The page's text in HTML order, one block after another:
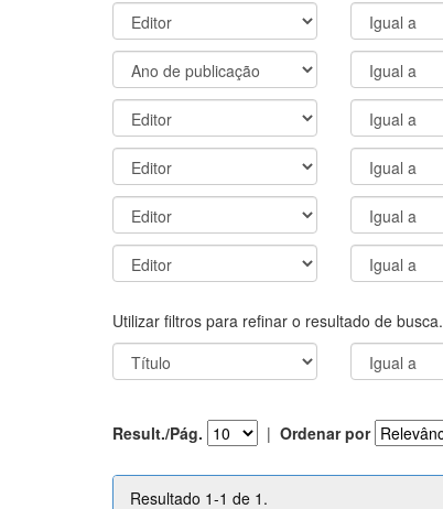
Utilizar filtros para refinar o resultado de busca.
Result./Pág. | Ordenar por
Resultado 1-1 de 1.